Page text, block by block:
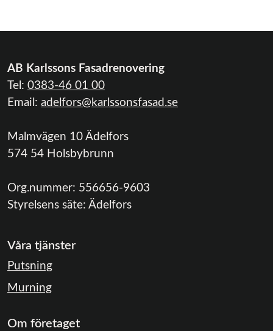
AB Karlssons Fasadrenovering
Tel: 0383-46 01 00
Email: adelfors@karlssonsfasad.se
Malmvägen 10 Ädelfors
574 54 Holsbybrunn
Org.nummer: 556656-9603
Styrelsens säte: Ädelfors
Våra tjänster
Putsning
Murning
Om företaget